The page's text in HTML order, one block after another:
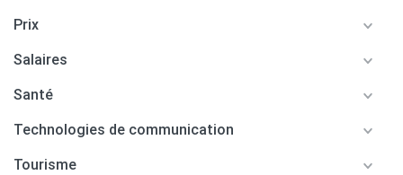
Prix
Salaires
Santé
Technologies de communication
Tourisme